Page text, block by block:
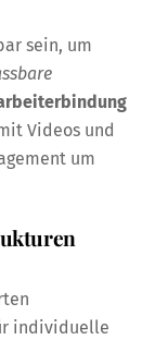
sein, um
Videos und
um
individuelle